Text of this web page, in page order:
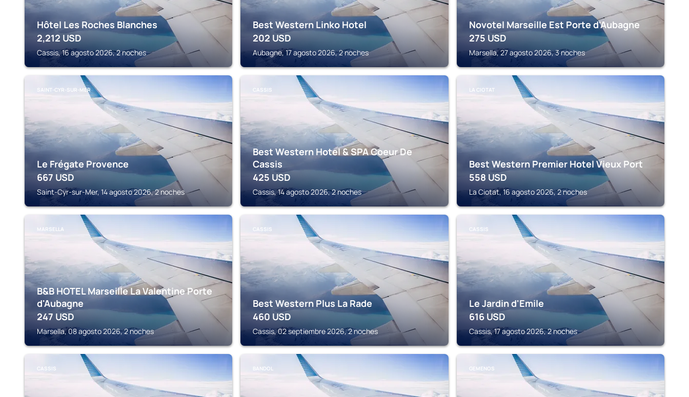
Hôtel Les Roches Blanches
2,212 USD
Cassis, 16 agosto 2026, 2 noches
Best Western Linko Hotel
202 USD
Aubagne, 17 agosto 2026, 2 noches
Novotel Marseille Est Porte d'Aubagne
275 USD
Marsella, 27 agosto 2026, 3 noches
SAINT-CYR-SUR-MER
Le Frégate Provence
667 USD
Saint-Cyr-sur-Mer, 14 agosto 2026, 2 noches
CASSIS
Best Western Hotel & SPA Coeur De
Cassis
425 USD
Cassis, 14 agosto 2026, 2 noches
LA CIOTAT
Best Western Premier Hotel Vieux Port
558 USD
La Ciotat, 16 agosto 2026, 2 noches
MARSELLA
B&B HOTEL Marseille La Valentine Porte
d'Aubagne
247 USD
Marsella, 08 agosto 2026, 2 noches
CASSIS
Best Western Plus La Rade
460 USD
Cassis, 02 septiembre 2026, 2 noches
CASSIS
Le Jardin d'Emile
616 USD
Cassis, 17 agosto 2026, 2 noches
CASSIS BANDOL GEMENOS